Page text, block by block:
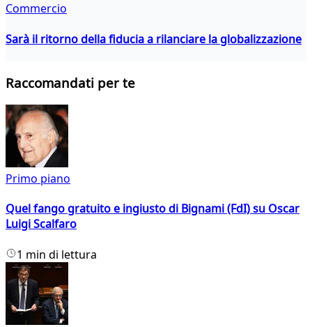
Commercio
Sarà il ritorno della fiducia a rilanciare la globalizzazione
Raccomandati per te
Primo piano
Quel fango gratuito e ingiusto di Bignami (FdI) su Oscar
Luigi Scalfaro
1 min di lettura